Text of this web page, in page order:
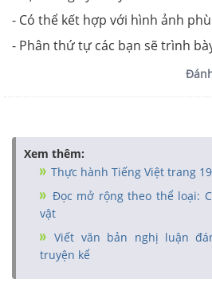
- Có thể kết hợp với hình ảnh
- Phân thứ tự các bạn sẽ trình
Xem thêm:
Thực hành Tiếng Việt trang 19
Đọc mở rộng theo thể loại:
vật
Viết văn bản nghị luận
truyện kể